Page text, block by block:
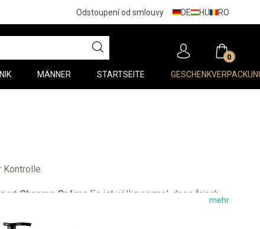
Odstoupení od smlouvy DE HU RO
0
MÄNNER STARTSEITE
Kontrolle.
Chroma Créme .Es ist völlig normal, dass frisch
mehr